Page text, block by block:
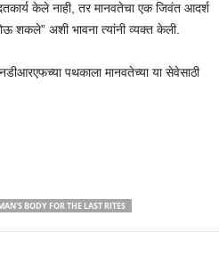
केले नाही, तर मानवतेचा एक जिवंत आदर्श
शकले” अशी भावना त्यांनी व्यक्त केली.
पथकाला मानवतेच्या या सेवेसाठी
BODY FOR THE LAST RITES